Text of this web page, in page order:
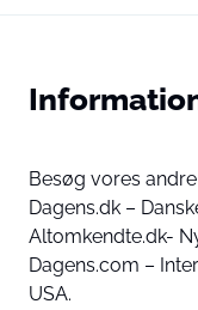
Besøg vores
Dagens.dk –
Altomkendte.dk-
Dagens.com –
USA.